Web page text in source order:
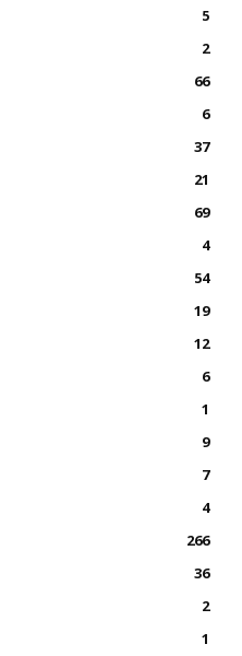
5
2
66
6
37
21
69
4
54
19
12
6
1
9
7
4
266
36
2
1